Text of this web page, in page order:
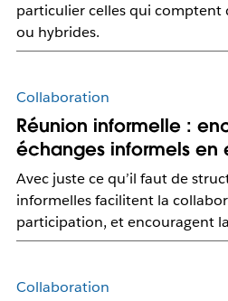
particulier celles qui comptent
ou hybrides.
Collaboration
Réunion informelle :
échanges informels en
Avec juste ce qu’il faut de
informelles facilitent la
participation, et encouragent
Collaboration